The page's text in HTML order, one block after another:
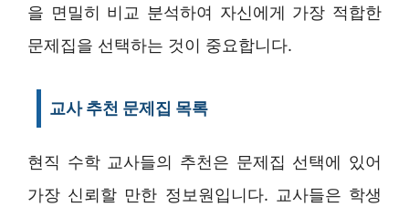
을 면밀히 비교 분석하여 자신에게 가장 적합한
문제집을 선택하는 것이 중요합니다.
교사 추천 문제집 목록
현직 수학 교사들의 추천은 문제집 선택에 있어
가장 신뢰할 만한 정보원입니다. 교사들은 학생